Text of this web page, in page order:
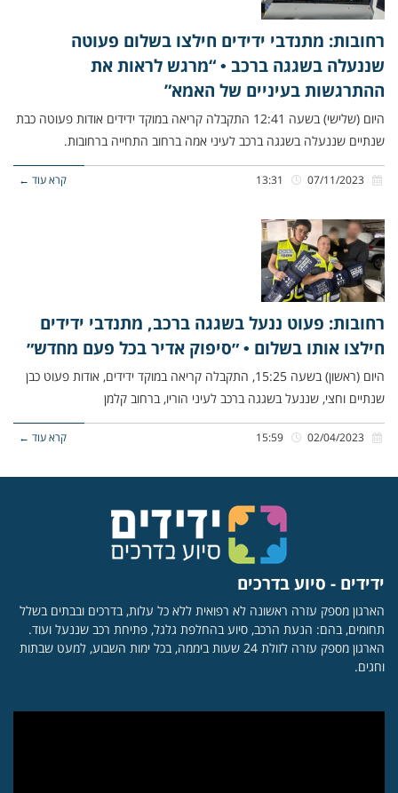
רחובות: מתנדבי ידידים חילצו בשלום פעוטה
שננעלה בשגגה ברכב • “מרגש לראות את
ההתרגשות בעיניים של האמא”
היום (שלישי) בשעה 12:41 התקבלה קריאה במוקד ידידים אודות פעוטה כבת
שנתיים שננעלה בשגגה ברכב לעיני אמה ברחוב התחייה ברחובות.
קרא עוד ←
רחובות: פעוט ננעל בשגגה ברכב, מתנדבי ידידים
חילצו אותו בשלום • ״סיפוק אדיר בכל פעם מחדש״
היום (ראשון) בשעה 15:25, התקבלה קריאה במוקד ידידים, אודות פעוט כבן
שנתיים וחצי, שננעל בשגגה ברכב לעיני הוריו, ברחוב קלמן
קרא עוד ←
ידידים - סיוע בדרכים
הארגון מספק עזרה ראשונה לא רפואית ללא כל עלות, בדרכים ובבתים בשלל
תחומים, בהם: הנעת הרכב, סיוע בהחלפת גלגל, פתיחת רכב שננעל ועוד.
הארגון מספק עזרה לזולת 24 שעות ביממה, בכל ימות השבוע, למעט שבתות
וחגים.